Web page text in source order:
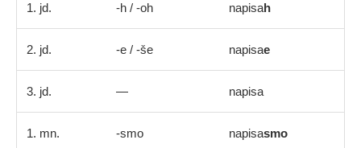
1. jd. -h / -oh napisah
2. jd. -e / -še napisae
3. jd. — napisa
1. mn. -smo napisasmo